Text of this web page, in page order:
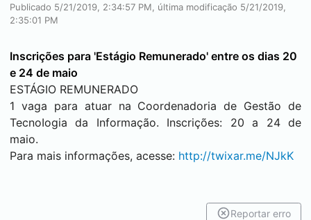
Publicado 5/21/2019, 2:34:57 PM, última modificação 5/21/2019,
2:35:01 PM
Inscrições para 'Estágio Remunerado' entre os dias 20
e 24 de maio
ESTÁGIO REMUNERADO
1 vaga para atuar na Coordenadoria de Gestão de
TecnoIogia da Informação. Inscrições: 20 a 24 de
maio.
Para mais informações, acesse: http://twixar.me/NJkK
Reportar erro